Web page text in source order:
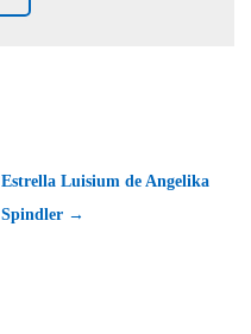
Estrella Luisium de Angelika
Spindler →